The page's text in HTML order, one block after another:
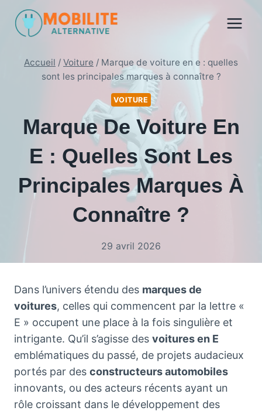
contenu
Accueil / Voiture / Marque de voiture en e : quelles
sont les principales marques à connaître ?
VOITURE
Marque De Voiture En
E : Quelles Sont Les
Principales Marques À
Connaître ?
29 avril 2026
Dans l’univers étendu des marques de
voitures, celles qui commencent par la lettre «
E » occupent une place à la fois singulière et
intrigante. Qu’il s’agisse des voitures en E
emblématiques du passé, de projets audacieux
portés par des constructeurs automobiles
innovants, ou des acteurs récents ayant un
rôle croissant dans le développement des